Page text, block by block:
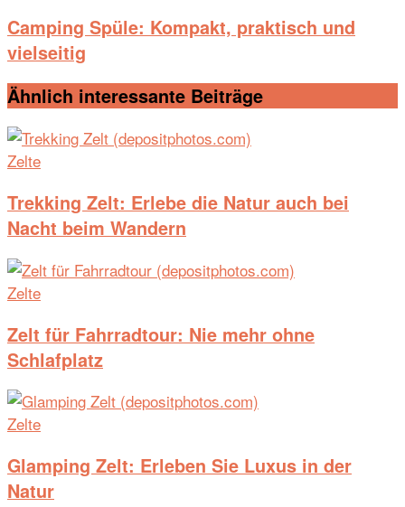
Camping Spüle: Kompakt, praktisch und
vielseitig
Ähnlich interessante Beiträge
Zelte
Trekking Zelt: Erlebe die Natur auch bei
Nacht beim Wandern
Zelte
Zelt für Fahrradtour: Nie mehr ohne
Schlafplatz
Zelte
Glamping Zelt: Erleben Sie Luxus in der
Natur